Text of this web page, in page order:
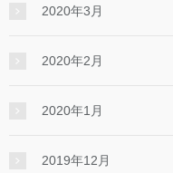
2020年3月
2020年2月
2020年1月
2019年12月